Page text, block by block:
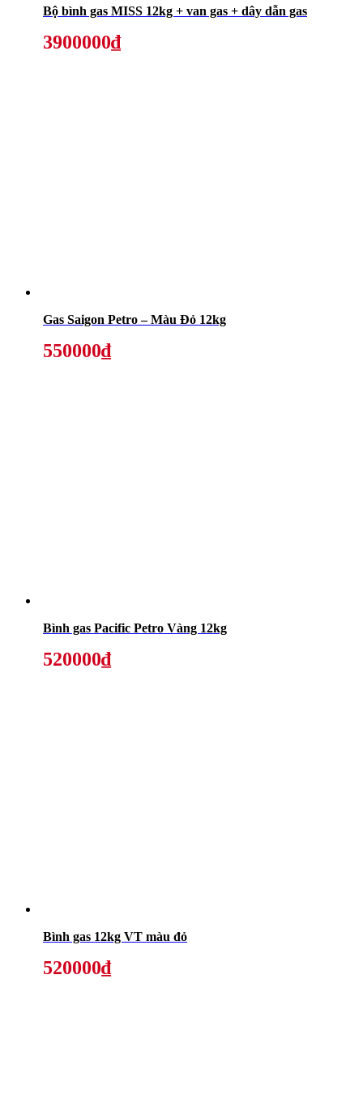
Bộ bình gas MISS 12kg + van gas + dây dẫn gas
3900000₫
Gas Saigon Petro – Màu Đỏ 12kg
550000₫
Bình gas Pacific Petro Vàng 12kg
520000₫
Bình gas 12kg VT màu đỏ
520000₫